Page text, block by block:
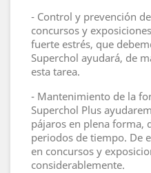
- Control y prevención
concursos y
fuerte estrés, que
Superchol ayudará, de
esta tarea.
- Mantenimiento de la
Superchol Plus
pájaros en plena forma,
periodos de tiempo. De
en concursos y
considerablemente.